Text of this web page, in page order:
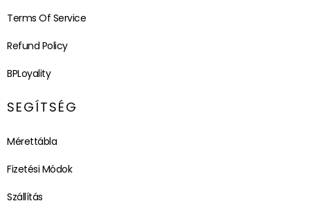
Terms Of Service
Refund Policy
BPLoyality
SEGÍTSÉG
Mérettábla
Fizetési Módok
Szállítás